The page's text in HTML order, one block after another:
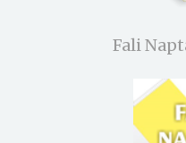
Fali